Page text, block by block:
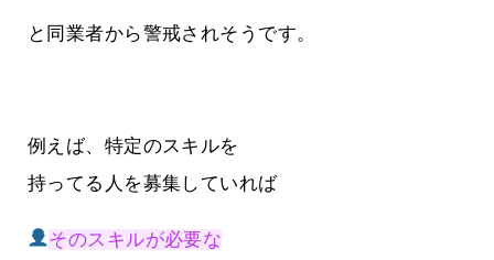
と同業者から警戒されそうです。
例えば、特定のスキルを
持ってる人を募集していれば
そのスキルが必要な